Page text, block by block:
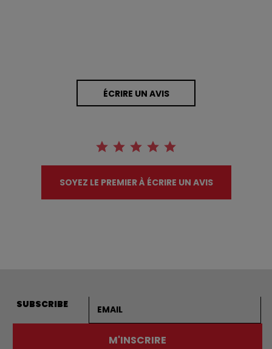
ÉCRIRE UN AVIS
SOYEZ LE PREMIER À ÉCRIRE UN AVIS
SUBSCRIBE
M'INSCRIRE